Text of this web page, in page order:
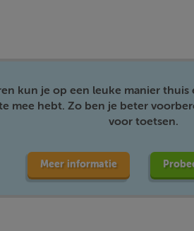
kun je op een leuke manier
mee hebt. Zo ben je beter
voor toetsen.
Meer informatie